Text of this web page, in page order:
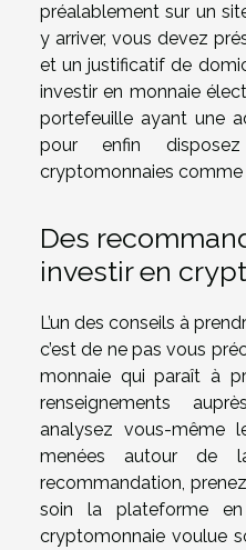
préalablement sur un
y arriver, vous devez
et un justificatif de
investir en monnaie
portefeuille ayant une
pour enfin
cryptomonnaies comme
Des
investir en
L’un des conseils à
c’est de ne pas vous
monnaie qui paraît à
renseignements
analysez vous-même
menées autour de
recommandation,
soin la plateforme
cryptomonnaie voulue